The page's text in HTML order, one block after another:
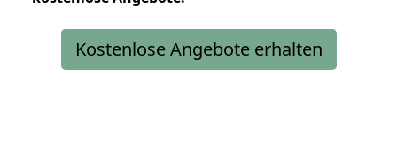
Kostenlose Angebote erhalten